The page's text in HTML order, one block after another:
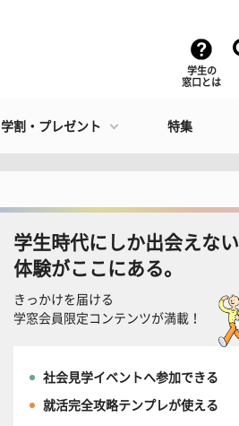
学生の
窓口とは
学割・プレゼント 特集
学生時代にしか出会えない
体験がここにある。
きっかけを届ける
学窓会員限定コンテンツが満載！
社会見学イベントへ参加できる
就活完全攻略テンプレが使える